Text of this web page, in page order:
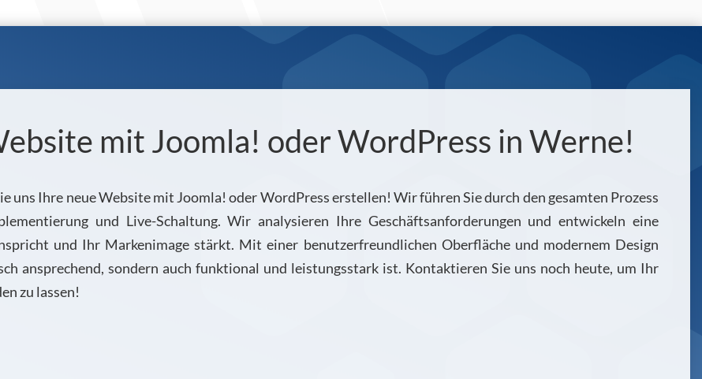
mit Joomla! oder WordPress in Werne!
uns Ihre neue Website mit Joomla! oder WordPress erstellen! Wir führen Sie durch den gesamten Prozess
und Live-Schaltung. Wir analysieren Ihre Geschäftsanforderungen und entwickeln eine
und Ihr Markenimage stärkt. Mit einer benutzerfreundlichen Oberfläche und modernem Design
ansprechend, sondern auch funktional und leistungsstark ist. Kontaktieren Sie uns noch heute, um Ihr
zu lassen!